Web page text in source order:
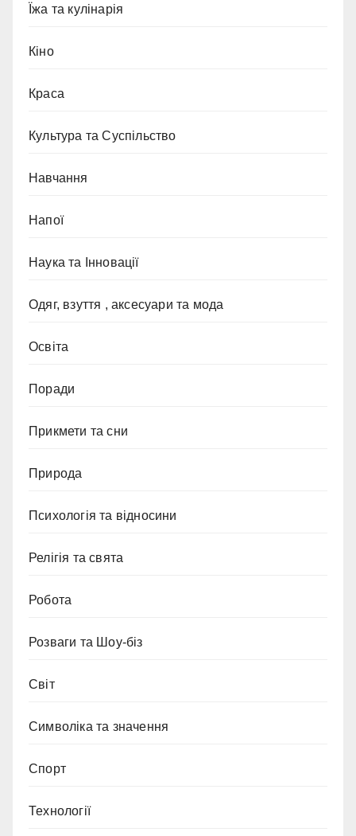
Їжа та кулінарія
Кіно
Краса
Культура та Суспільство
Навчання
Напої
Наука та Інновації
Одяг, взуття , аксесуари та мода
Освіта
Поради
Прикмети та сни
Природа
Психологія та відносини
Релігія та свята
Робота
Розваги та Шоу-біз
Світ
Символіка та значення
Спорт
Технології